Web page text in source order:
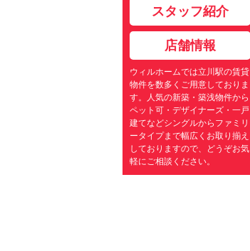
スタッフ紹介
店舗情報
ウィルホームでは立川駅の賃貸
物件を数多くご用意しておりま
す。人気の新築・築浅物件から
ペット可・デザイナーズ・一戸
建てなどシングルからファミリ
ータイプまで幅広くお取り揃え
しておりますので、どうぞお気
軽にご相談ください。